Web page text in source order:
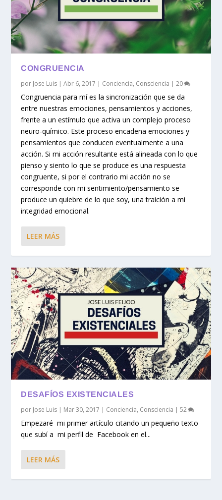
CONGRUENCIA
por Jose Luis |Abr 6, 2017 | Conciencia, Consciencia |20
Congruencia para mí es la sincronización que se da
entre nuestras emociones, pensamientos y acciones,
frente a un estímulo que activa un complejo proceso
neuro-químico. Este proceso encadena emociones y
pensamientos que conducen eventualmente a una
acción. Si mi acción resultante está alineada con lo que
pienso y siento lo que se produce es una respuesta
congruente, si por el contrario mi acción no se
corresponde con mi sentimiento/pensamiento se
produce un quiebre de lo que soy, una traición a mi
integridad emocional.
LEER MÁS
DESAFÍOS EXISTENCIALES
por Jose Luis | Mar 30, 2017 | Conciencia, Consciencia |52
Empezaré mi primer artículo citando un pequeño texto
que subí a mi perfil de Facebook en el...
LEER MÁS